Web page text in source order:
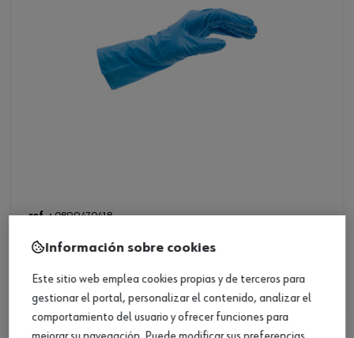
ref. :0899470418
Información sobre cookies
Este sitio web emplea cookies propias y de terceros para
gestionar el portal, personalizar el contenido, analizar el
comportamiento del usuario y ofrecer funciones para